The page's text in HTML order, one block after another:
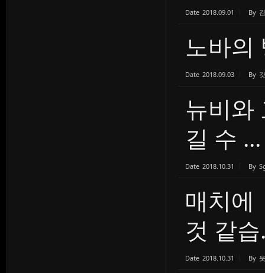
Date 2018.09.01 By
노바의
Date 2018.09.03 By
뉴비와
길 수 ...
Date 2018.10.31 By
매치
것 같
Date 2018.10.31 By